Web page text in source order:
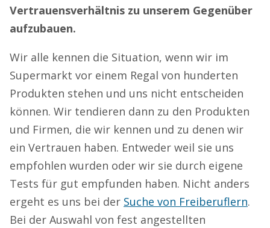
Vertrauensverhältnis zu unserem Gegenüber
aufzubauen.
Wir alle kennen die Situation, wenn wir im
Supermarkt vor einem Regal von hunderten
Produkten stehen und uns nicht entscheiden
können. Wir tendieren dann zu den Produkten
und Firmen, die wir kennen und zu denen wir
ein Vertrauen haben. Entweder weil sie uns
empfohlen wurden oder wir sie durch eigene
Tests für gut empfunden haben. Nicht anders
ergeht es uns bei der Suche von Freiberuflern.
Bei der Auswahl von fest angestellten